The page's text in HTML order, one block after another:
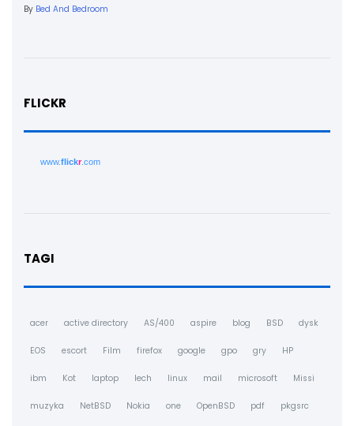
By Bed And Bedroom
FLICKR
www.flickr.com
TAGI
acer active directory AS/400 aspire blog BSD dysk
EOS escort Film firefox google gpo gry HP
ibm Kot laptop lech linux mail microsoft Missi
muzyka NetBSD Nokia one OpenBSD pdf pkgsrc